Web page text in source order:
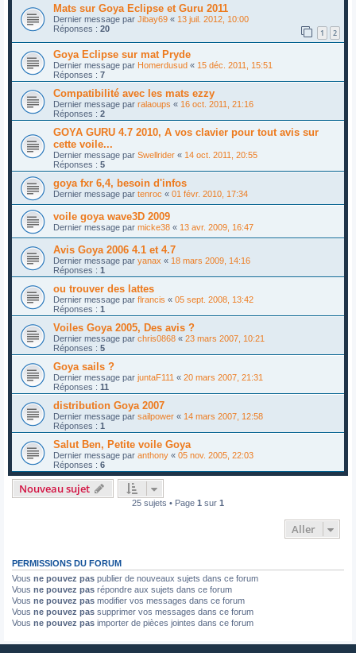
Mats sur Goya Eclipse et Guru 2011
Dernier message par Jibay69 « 13 juil. 2012, 10:00
Réponses : 20 1 2
Goya Eclipse sur mat Pryde
Dernier message par Homerdusud « 15 déc. 2011, 15:51
Réponses : 7
Compatibilité avec les mats ezzy
Dernier message par ralaoups « 16 oct. 2011, 21:16
Réponses : 2
GOYA GURU 4.7 2010, A vos clavier pour tout avis sur
cette voile...
Dernier message par Swellrider « 14 oct. 2011, 20:55
Réponses : 5
goya fxr 6,4, besoin d'infos
Dernier message par tenroc « 01 févr. 2010, 17:34
voile goya wave3D 2009
Dernier message par micke38 « 13 avr. 2009, 16:47
Avis Goya 2006 4.1 et 4.7
Dernier message par yanax « 18 mars 2009, 14:16
Réponses : 1
ou trouver des lattes
Dernier message par flrancis « 05 sept. 2008, 13:42
Réponses : 1
Voiles Goya 2005, Des avis ?
Dernier message par chris0868 « 23 mars 2007, 10:21
Réponses : 5
Goya sails ?
Dernier message par juntaF111 « 20 mars 2007, 21:31
Réponses : 11
distribution Goya 2007
Dernier message par sailpower « 14 mars 2007, 12:58
Réponses : 1
Salut Ben, Petite voile Goya
Dernier message par anthony « 05 nov. 2005, 22:03
Réponses : 6
Nouveau sujet
25 sujets • Page 1 sur 1
Aller
PERMISSIONS DU FORUM
Vous ne pouvez pas publier de nouveaux sujets dans ce forum
Vous ne pouvez pas répondre aux sujets dans ce forum
Vous ne pouvez pas modifier vos messages dans ce forum
Vous ne pouvez pas supprimer vos messages dans ce forum
Vous ne pouvez pas importer de pièces jointes dans ce forum